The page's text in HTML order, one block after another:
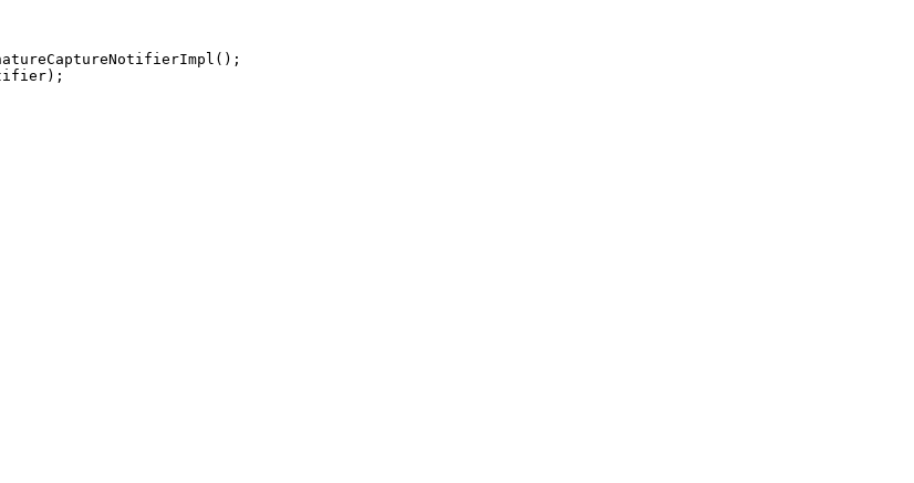
( ) ;
) ;